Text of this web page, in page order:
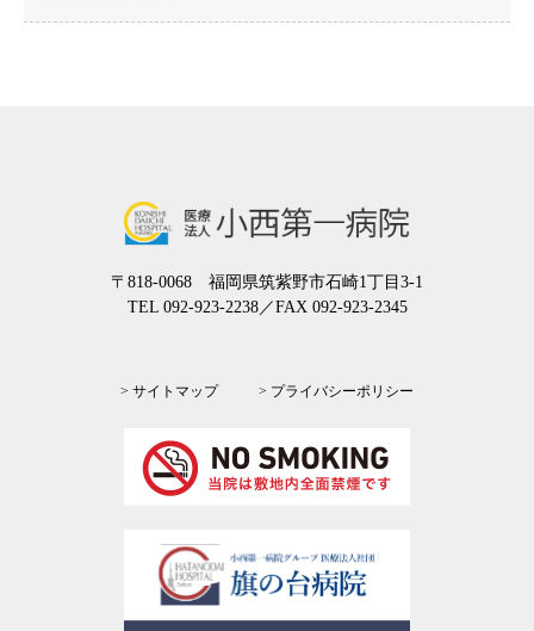
〒818-0068 福岡県筑紫野市石崎1丁目3-1
TEL 092-923-2238／FAX 092-923-2345
> サイトマップ > プライバシーポリシー